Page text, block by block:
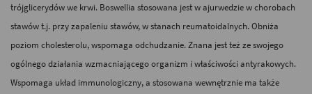
trójglicerydów we krwi. Boswellia stosowana jest w ajurwedzie w chorobach
stawów t.j. przy zapaleniu stawów, w stanach reumatoidalnych. Obniża
poziom cholesterolu, wspomaga odchudzanie. Znana jest też ze swojego
ogólnego działania wzmacniającego organizm i właściwości antyrakowych.
Wspomaga układ immunologiczny, a stosowana wewnętrznie ma także